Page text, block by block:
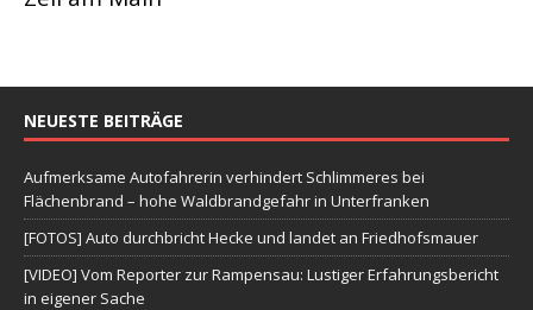
NEUESTE BEITRÄGE
Aufmerksame Autofahrerin verhindert Schlimmeres bei
Flächenbrand – hohe Waldbrandgefahr in Unterfranken
[FOTOS] Auto durchbricht Hecke und landet an Friedhofsmauer
[VIDEO] Vom Reporter zur Rampensau: Lustiger Erfahrungsbericht
in eigener Sache